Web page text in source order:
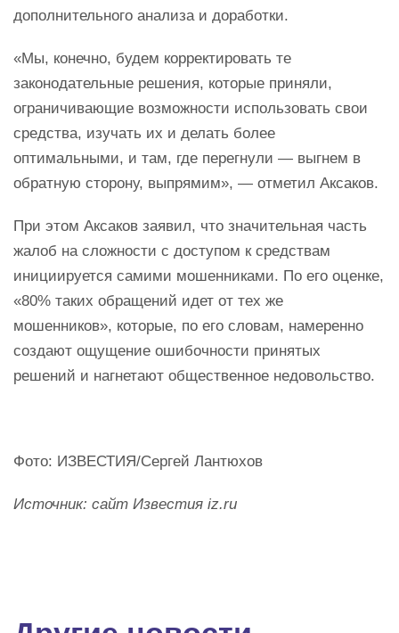
дополнительного анализа и доработки.
«Мы, конечно, будем корректировать те
законодательные решения, которые приняли,
ограничивающие возможности использовать свои
средства, изучать их и делать более
оптимальными, и там, где перегнули — выгнем в
обратную сторону, выпрямим», — отметил Аксаков.
При этом Аксаков заявил, что значительная часть
жалоб на сложности с доступом к средствам
инициируется самими мошенниками. По его оценке,
«80% таких обращений идет от тех же
мошенников», которые, по его словам, намеренно
создают ощущение ошибочности принятых
решений и нагнетают общественное недовольство.
Фото: ИЗВЕСТИЯ/Сергей Лантюхов
Источник: сайт Известия iz.ru